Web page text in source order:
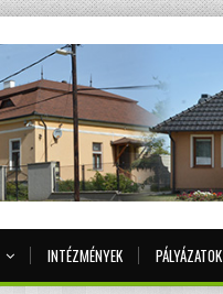
INTÉZMÉNYEK PÁLYÁZATOK